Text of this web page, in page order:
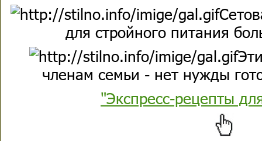
для стройного питания
членам семьи - нет нужды
"Экспресс-рецепты